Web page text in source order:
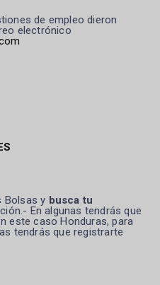
de empleo dieron
electrónico
Bolsas y busca tu
En algunas tendrás que
este caso Honduras, para
tendrás que registrarte